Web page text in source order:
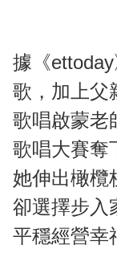
據《
歌，加上父
歌唱啟蒙老
歌唱大賽奪
她伸出橄欖
卻選擇步入
平穩經營幸